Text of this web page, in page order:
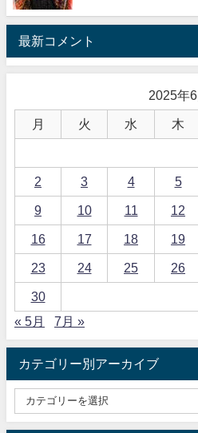
最新コメント
2025年6
月 火 水 木
2 3 4 5
9 10 11 12
16 17 18 19
23 24 25 26
30
« 5月
7月 »
カテゴリー別アーカイブ